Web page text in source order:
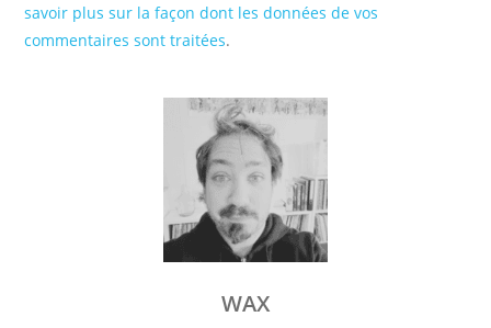
savoir plus sur la façon dont les données de vos
commentaires sont traitées.
WAX